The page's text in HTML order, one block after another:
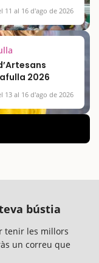
11 al 16 d'ago de 2026
2026
13 al 16 d'ago de 2026
bústia
tenir les millors
un correu que